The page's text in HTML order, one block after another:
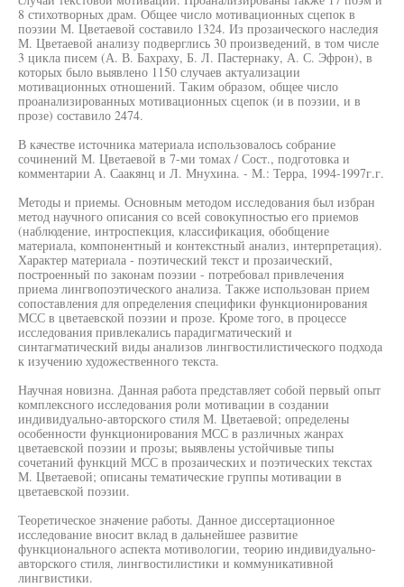
8 стихотворных драм. Общее число мотивационных сцепок в
поэзии М. Цветаевой составило 1324. Из прозаического наследия
М. Цветаевой анализу подверглись 30 произведений, в том числе
3 цикла писем (А. В. Бахраху, Б. Л. Пастернаку, А. С. Эфрон), в
которых было выявлено 1150 случаев актуализации
мотивационных отношений. Таким образом, общее число
проанализированных мотивационных сцепок (и в поэзии, и в
прозе) составило 2474.
В качестве источника материала использовалось собрание
сочинений М. Цветаевой в 7-ми томах / Сост., подготовка и
комментарии А. Саакянц и Л. Мнухина. - М.: Терра, 1994-1997г.г.
Методы и приемы. Основным методом исследования был избран
метод научного описания со всей совокупностью его приемов
(наблюдение, интроспекция, классификация, обобщение
материала, компонентный и контекстный анализ, интерпретация).
Характер материала - поэтический текст и прозаический,
построенный по законам поэзии - потребовал привлечения
приема лингвопоэтического анализа. Также использован прием
сопоставления для определения специфики функционирования
МСС в цветаевской поэзии и прозе. Кроме того, в процессе
исследования привлекались парадигматический и
синтагматический виды анализов лингвостилистического подхода
к изучению художественного текста.
Научная новизна. Данная работа представляет собой первый опыт
комплексного исследования роли мотивации в создании
индивидуально-авторского стиля М. Цветаевой; определены
особенности функционирования МСС в различных жанрах
цветаевской поэзии и прозы; выявлены устойчивые типы
сочетаний функций МСС в прозаических и поэтических текстах
М. Цветаевой; описаны тематические группы мотивации в
цветаевской поэзии.
Теоретическое значение работы. Данное диссертационное
исследование вносит вклад в дальнейшее развитие
функционального аспекта мотивологии, теорию индивидуально-
авторского стиля, лингвостилистики и коммуникативной
лингвистики.